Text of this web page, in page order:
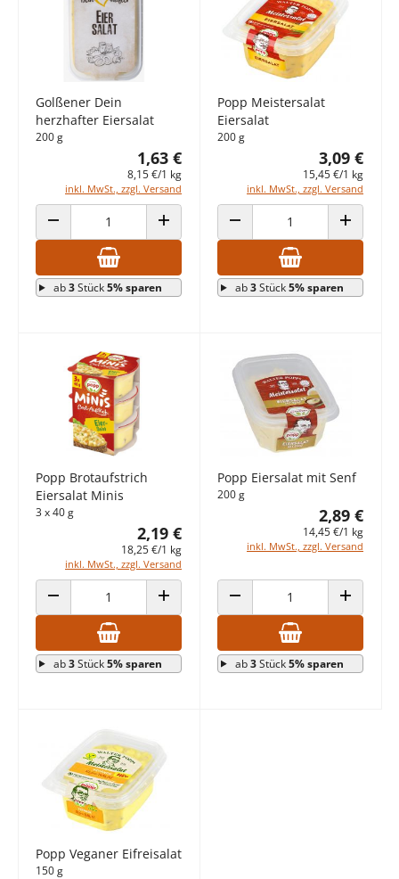
Golßener Dein
herzhafter Eiersalat
200 g
1,63 €
8,15 €/1 kg
inkl. MwSt., zzgl. Versand
ANZAHL VERRINGERN ANZAHL ERHÖHEN
ab3Stück5% sparen
Popp Meistersalat
Eiersalat
200 g
3,09 €
15,45 €/1 kg
inkl. MwSt., zzgl. Versand
ANZAHL VERRINGERN ANZAHL
ab3Stück5% sparen
Popp Brotaufstrich
Eiersalat Minis
3 x 40 g
2,19 €
18,25 €/1 kg
inkl. MwSt., zzgl. Versand
ANZAHL VERRINGERN ANZAHL ERHÖHEN
ab3Stück5% sparen
Popp Eiersalat mit Senf
200 g
2,89 €
14,45 €/1 kg
inkl. MwSt., zzgl. Versand
ANZAHL VERRINGERN ANZAHL
ab3Stück5% sparen
Popp Veganer Eifreisalat
150 g